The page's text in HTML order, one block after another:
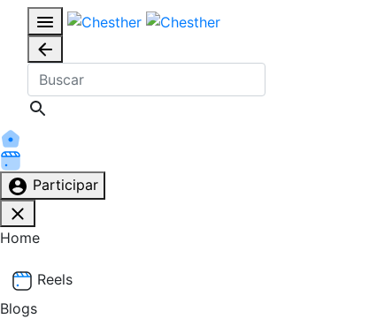
Participar
Home
Reels
Blogs